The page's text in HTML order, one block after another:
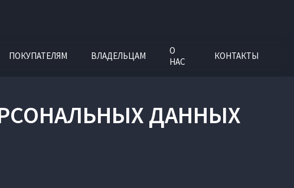
ПОКУПАТЕЛЯМ ВЛАДЕЛЬЦАМ
О
НАС
КОНТАКТЫ
ДАННЫХ